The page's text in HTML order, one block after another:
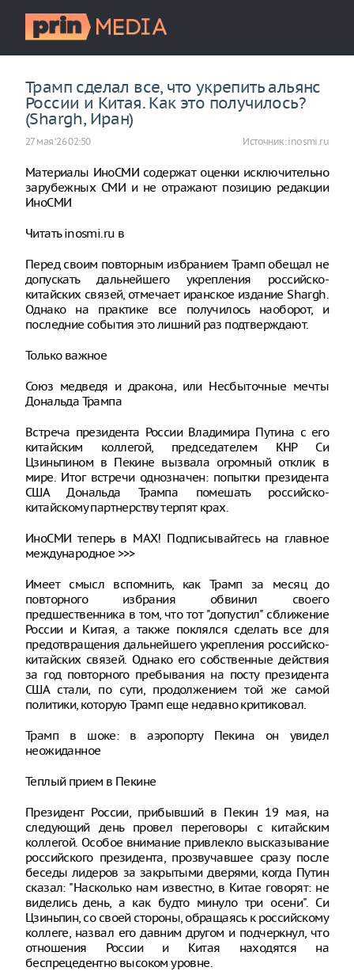
Трамп сделал все, что укрепить альянс
России и Китая. Как это получилось?
(Shargh, Иран)
27 мая ‘26 02:50 Источник:inosmi.ru
Материалы ИноСМИ содержат оценки исключительно
зарубежных СМИ и не отражают позицию редакции
ИноСМИ
Читать inosmi.ru в
Перед своим повторным избранием Трамп обещал не
допускать дальнейшего укрепления российско-
китайских связей, отмечает иранское издание Shargh.
Однако на практике все получилось наоборот, и
последние события это лишний раз подтверждают.
Только важное
Союз медведя и дракона, или Несбыточные мечты
Дональда Трампа
Встреча президента России Владимира Путина с его
китайским коллегой, председателем КНР Си
Цзиньпином в Пекине вызвала огромный отклик в
мире. Итог встречи однозначен: попытки президента
США Дональда Трампа помешать российско-
китайскому партнерству терпят крах.
ИноСМИ теперь в MAX! Подписывайтесь на главное
международное >>>
Имеет смысл вспомнить, как Трамп за месяц до
повторного избрания обвинил своего
предшественника в том, что тот "допустил" сближение
России и Китая, а также поклялся сделать все для
предотвращения дальнейшего укрепления российско-
китайских связей. Однако его собственные действия
за год повторного пребывания на посту президента
США стали, по сути, продолжением той же самой
политики, которую Трамп еще недавно критиковал.
Трамп в шоке: в аэропорту Пекина он увидел
неожиданное
Теплый прием в Пекине
Президент России, прибывший в Пекин 19 мая, на
следующий день провел переговоры с китайским
коллегой. Особое внимание привлекло высказывание
российского президента, прозвучавшее сразу после
беседы лидеров за закрытыми дверями, когда Путин
сказал: "Насколько нам известно, в Китае говорят: не
виделись день, а как будто минуло три осени". Си
Цзиньпин, со своей стороны, обращаясь к российскому
коллеге, назвал его давним другом и подчеркнул, что
отношения России и Китая находятся на
беспрецедентно высоком уровне.